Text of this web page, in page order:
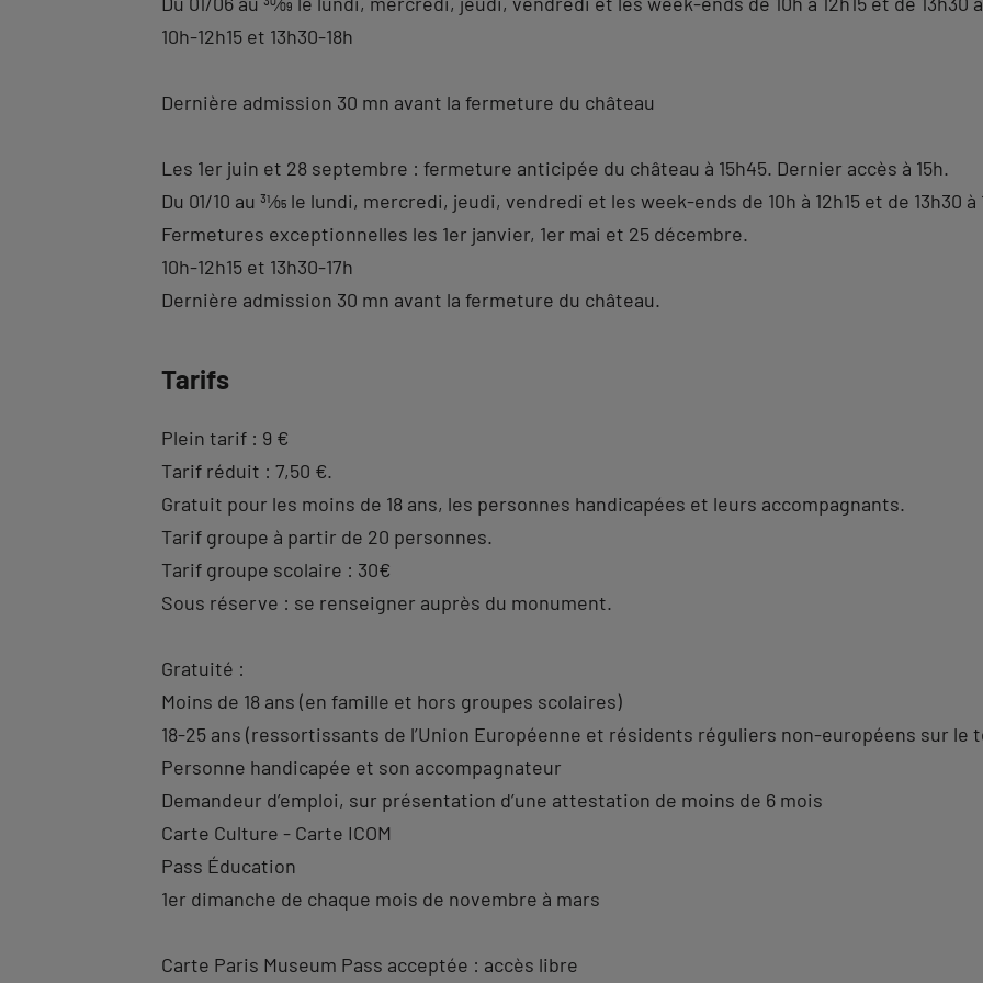
10h-12h15 et 13h30-18h
Dernière admission 30 mn avant la fermeture du château
Les 1er juin et 28 septembre : fermeture anticipée du château à 15h45. Dernier accès à 15h.
Du 01/10 au 31⁄05 le lundi, mercredi, jeudi, vendredi et les week-ends de 10h à 12h15 et de 13h30 à
Fermetures exceptionnelles les 1er janvier, 1er mai et 25 décembre.
10h-12h15 et 13h30-17h
Dernière admission 30 mn avant la fermeture du château.
Tarifs
Plein tarif : 9 €
Tarif réduit : 7,50 €.
Gratuit pour les moins de 18 ans, les personnes handicapées et leurs accompagnants.
Tarif groupe à partir de 20 personnes.
Tarif groupe scolaire : 30€
Sous réserve : se renseigner auprès du monument.
Gratuité :
Moins de 18 ans (en famille et hors groupes scolaires)
18-25 ans (ressortissants de l’Union Européenne et résidents réguliers non-européens sur le
Personne handicapée et son accompagnateur
Demandeur d’emploi, sur présentation d’une attestation de moins de 6 mois
Carte Culture - Carte ICOM
Pass Éducation
1er dimanche de chaque mois de novembre à mars
Carte Paris Museum Pass acceptée : accès libre